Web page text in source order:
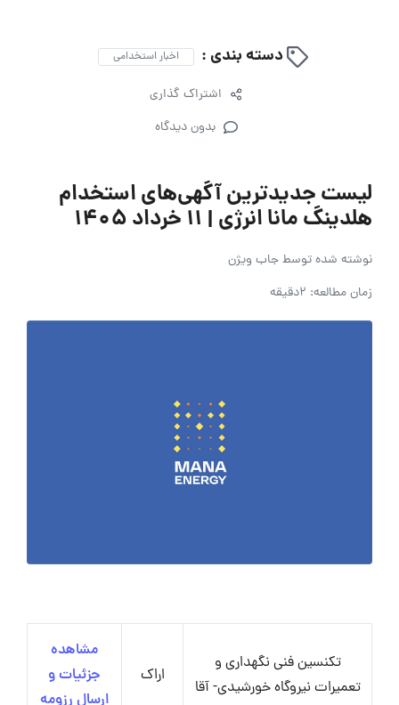
دسته بندی : اخبار استخدامی
اشتراک گذاری
بدون دیدگاه
لیست جدیدترین آگهی‌های استخدام
هلدینگ مانا انرژی | ۱۱ خرداد ۱۴۰۵
نوشته شده توسطجاب ویژن
زمان مطالعه: 2دقیقه
تکنسین فنی نگهداری و
تعمیرات نیروگاه خورشیدی- آقا
اراک
مشاهده
جزئیات و
ارسال رزومه